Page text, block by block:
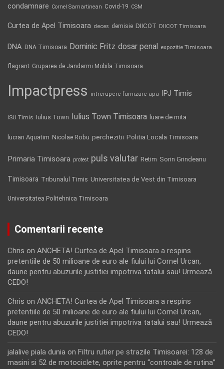
condamnare Cornel Samartinean Covid-19 CSM
Curtea de Apel Timisoara deces demisie DIICOT DIICOT Timisoara
DNA DNA Timisoara Dominic Fritz dosar penal expozitie Timisoara
flagrant Gruparea de Jandarmi Mobila Timisoara
Impactpress intrerupere furnizare apa IPJ Timis
ISU Timis Iulius Town Iulius Town Timisoara luare de mita
lucrari Aquatim Nicolae Robu perchezitii Politia Locala Timisoara
Primaria Timisoara protest puls valutar Retim Sorin Grindeanu
Timisoara Tribunalul Timis Universitatea de Vest din Timisoara
Universitatea Politehnica Timisoara
Comentarii recente
Chris on ANCHETA! Curtea de Apel Timisoara a respins
pretentiile de 50 milioane de euro ale fiului lui Cornel Urcan,
daune pentru abuzurile justitiei impotriva tatalui sau! Urmează
CEDO!
Chris on ANCHETA! Curtea de Apel Timisoara a respins
pretentiile de 50 milioane de euro ale fiului lui Cornel Urcan,
daune pentru abuzurile justitiei impotriva tatalui sau! Urmează
CEDO!
jalalive piala dunia on Filtru rutier pe strazile Timisoarei: 128 de
masini si 52 de motociclete, oprite pentru “controale de rutina”